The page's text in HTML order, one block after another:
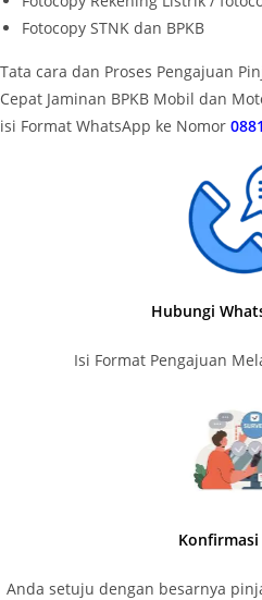
Fotocopy STNK dan BPKB
Tata cara dan Proses Pengajuan
Cepat Jaminan BPKB Mobil dan
isi Format WhatsApp ke Nomor
Hubungi
Isi Format Pengajuan
Konfirmasi
Anda setuju dengan besarnya